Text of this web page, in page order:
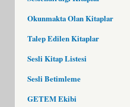
Okunmakta Olan Kitaplar
Talep Edilen Kitaplar
Sesli Kitap Listesi
Sesli Betimleme
GETEM Ekibi